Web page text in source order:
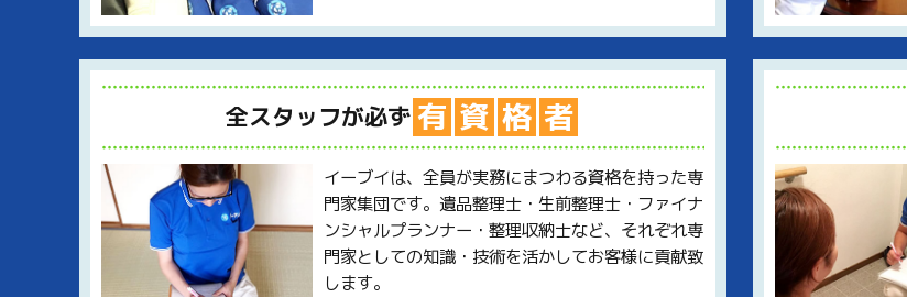
全スタッフが必ず 有 資 格 者
イーブイは、全員が実務にまつわる資格を持った専
門家集団です。遺品整理士・生前整理士・ファイナ
ンシャルプランナー・整理収納士など、それぞれ専
門家としての知識・技術を活かしてお客様に貢献致
します。